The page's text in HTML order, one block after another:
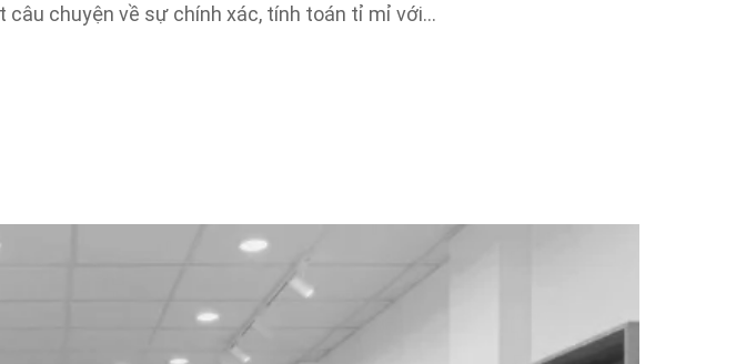
câu chuyện về sự chính xác, tính toán tỉ mỉ với…